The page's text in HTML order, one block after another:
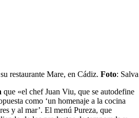
restaurante Mare, en Cádiz. Foto:
que «el chef Juan Viu, que se autodefine
como ‘un homenaje a la cocina
y al mar’. El menú Pureza, que